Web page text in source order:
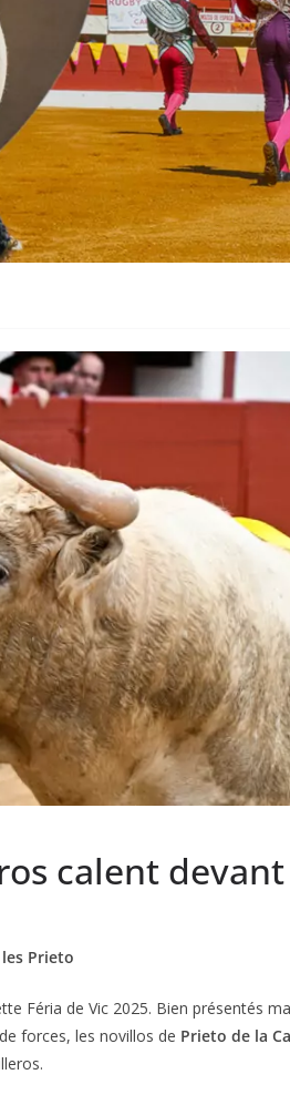
calent
Prieto
Féria de Vic 2025. Bien présentés
forces, les novillos de Prieto de la
PHOTOS TAURINES 2026
en
Tertulias